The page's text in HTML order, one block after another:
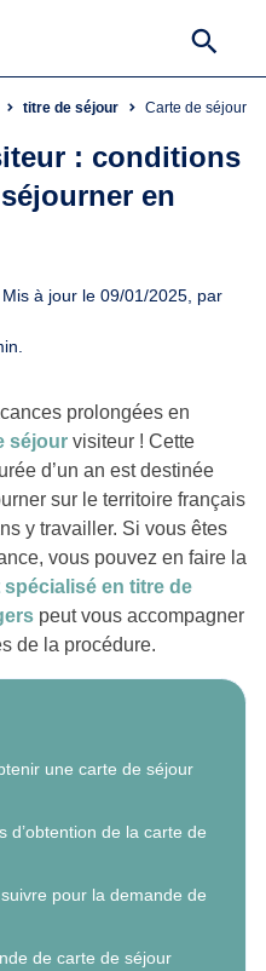
titre de séjour Carte de séjour
: conditions
en
à jour le 09/01/2025, par
prolongées en
séjour visiteur ! Cette
d’un an est destinée
sur le territoire français
y travailler. Si vous êtes
vous pouvez en faire la
spécialisé en titre de
peut vous accompagner
de la procédure.
une carte de séjour
d’obtention de la carte de
pour la demande de
de carte de séjour